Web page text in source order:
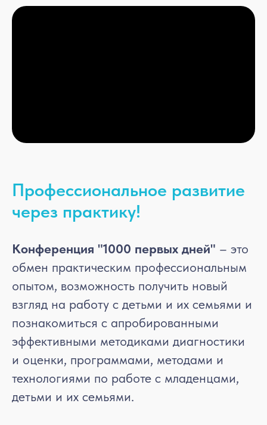
Профессиональное развитие
через практику!
Конференция "1000 первых дней" – это
обмен практическим профессиональным
опытом, возможность получить новый
взгляд на работу с детьми и их семьями и
познакомиться с апробированными
эффективными методиками диагностики
и оценки, программами, методами и
технологиями по работе с младенцами,
детьми и их семьями.
с новым Стандартом по ранней
четкий порядок и содержание
деятельности по работе с
ребенком и его семьей.
С принятием нового Стандарта всем
профессионалам, работающим с
предстоит перестроить свою
практическую работу согласно новым
требованиям законодательства.